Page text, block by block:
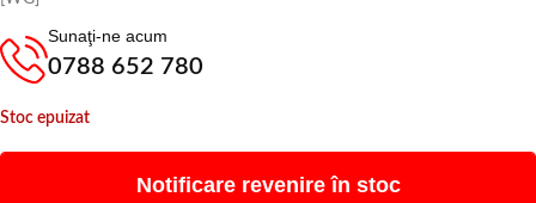
Sunaţi-ne acum
0788 652 780
Stoc epuizat
Notificare revenire în stoc